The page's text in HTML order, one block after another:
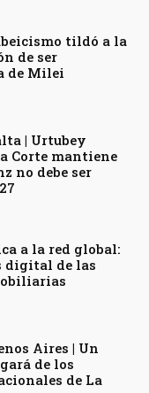
tildó a la
de ser
de Milei
| Urtubey
Corte mantiene
no debe ser
a la red global:
digital de las
Aires | Un
de los
de La